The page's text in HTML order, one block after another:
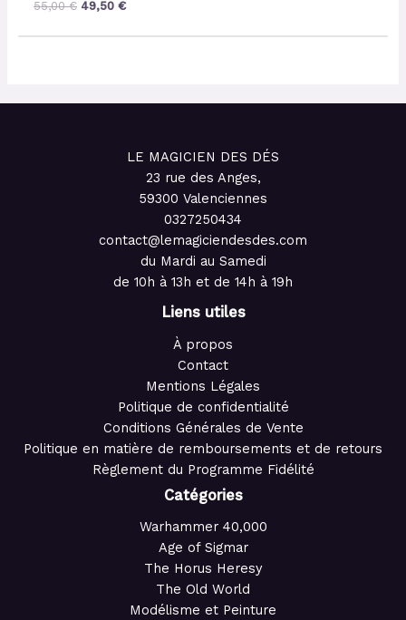
55,00€ 49,50€
LE MAGICIEN DES DÉS
23 rue des Anges,
59300 Valenciennes
0327250434
contact@lemagiciendesdes.com
du Mardi au Samedi
de 10h à 13h et de 14h à 19h
Liens utiles
À propos
Contact
Mentions Légales
Politique de confidentialité
Conditions Générales de Vente
Politique en matière de remboursements et de retours
Règlement du Programme Fidélité
Catégories
Warhammer 40,000
Age of Sigmar
The Horus Heresy
The Old World
Modélisme et Peinture